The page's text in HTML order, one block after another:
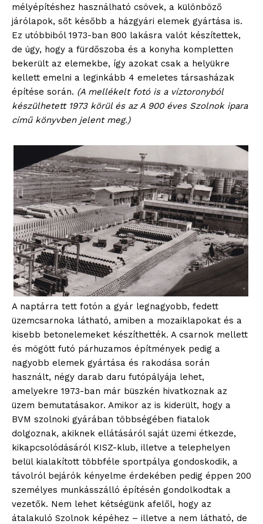
mélyépítéshez használható csövek, a különböző
járólapok, sőt később a házgyári elemek gyártása is.
Ez utóbbiból 1973-ban 800 lakásra valót készítettek,
de úgy, hogy a fürdőszoba és a konyha kompletten
bekerült az elemekbe, így azokat csak a helyükre
kellett emelni a leginkább 4 emeletes társasházak
építése során. (A mellékelt fotó is a víztoronyból
készülhetett 1973 körül és az A 900 éves Szolnok ipara
című könyvben jelent meg.)
A naptárra tett fotón a gyár legnagyobb, fedett
üzemcsarnoka látható, amiben a mozaiklapokat és a
kisebb betonelemeket készíthették. A csarnok mellett
és mögött futó párhuzamos építmények pedig a
nagyobb elemek gyártása és rakodása során
használt, négy darab daru futópályája lehet,
amelyekre 1973-ban már büszkén hivatkoznak az
üzem bemutatásakor. Amikor az is kiderült, hogy a
BVM szolnoki gyárában többségében fiatalok
dolgoznak, akiknek ellátásáról saját üzemi étkezde,
kikapcsolódásáról KISZ-klub, illetve a telephelyen
belül kialakított többféle sportpálya gondoskodik, a
távolról bejárók kényelme érdekében pedig éppen 200
személyes munkásszálló építésén gondolkodtak a
vezetők. Nem lehet kétségünk afelől, hogy az
átalakuló Szolnok képéhez – illetve a nem látható, de